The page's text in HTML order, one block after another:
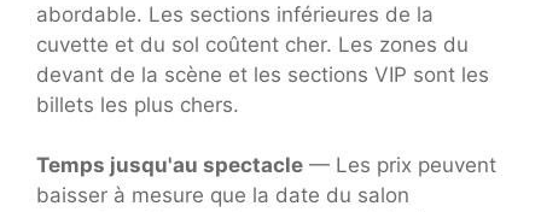
abordable. Les sections inférieures de la
cuvette et du sol coûtent cher. Les zones du
devant de la scène et les sections VIP sont les
billets les plus chers.
Temps jusqu'au spectacle — Les prix peuvent
baisser à mesure que la date du salon